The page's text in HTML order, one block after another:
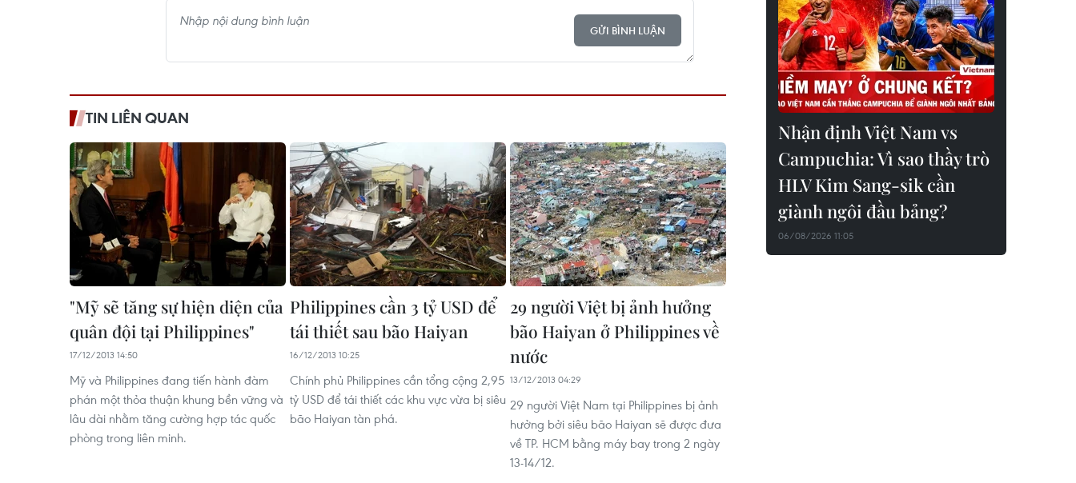
GỬI BÌNH LUẬN
TIN LIÊN QUAN
"Mỹ sẽ tăng sự hiện diện của
quân đội tại Philippines"
17/12/2013 14:50
Mỹ và Philippines đang tiến hành đàm
phán một thỏa thuận khung bền vững và
lâu dài nhằm tăng cường hợp tác quốc
phòng trong liên minh.
Philippines cần 3 tỷ USD để
tái thiết sau bão Haiyan
16/12/2013 10:25
Chính phủ Philippines cần tổng cộng 2,95
tỷ USD để tái thiết các khu vực vừa bị siêu
bão Haiyan tàn phá.
29 người Việt bị ảnh hưởng
bão Haiyan ở Philippines về
nước
13/12/2013 04:29
29 người Việt Nam tại Philippines bị ảnh
hưởng bởi siêu bão Haiyan sẽ được đưa
về TP. HCM bằng máy bay trong 2 ngày
13-14/12.
Nhận định Việt Nam vs
Campuchia: Vì sao thầy trò
HLV Kim Sang-sik cần
giành ngôi đầu bảng?
06/08/2026 11:05